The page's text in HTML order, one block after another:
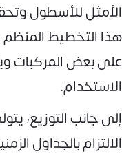
الأمثل للأسطول
هذا التخطيط المنظم
على بعض المركبات
الاستخدام.
إلى جانب التوزيع،
الالتزام بالجداول